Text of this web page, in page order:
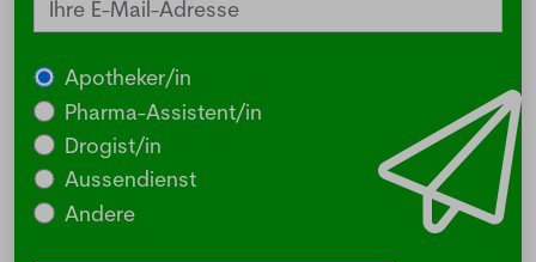
Apotheker/in
Pharma-Assistent/in
Drogist/in
Aussendienst
Andere